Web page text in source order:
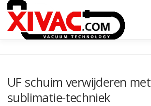
Naar
inhoud
springen
TOEPASSINGEN PROJECTEN
UF schuim verwijderen met
sublimatie-techniek